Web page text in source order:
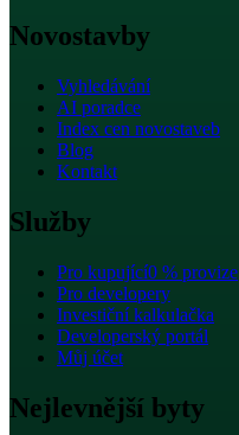
Novostavby
Vyhledávání
AI poradce
Index cen novostaveb
Blog
Kontakt
Služby
Pro kupující0 % provize
Pro developery
Investiční kalkulačka
Developerský portál
Můj účet
Nejlevnější byty